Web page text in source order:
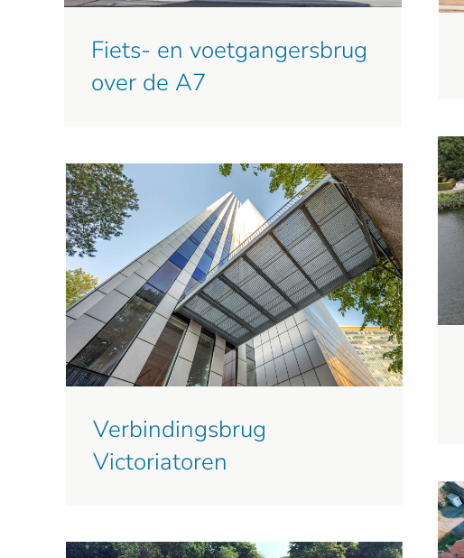
Fiets- en voetgangersbrug
over de A7
Verbindingsbrug
Victoriatoren